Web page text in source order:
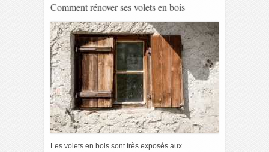
Comment rénover ses volets en bois
Les volets en bois sont très exposés aux